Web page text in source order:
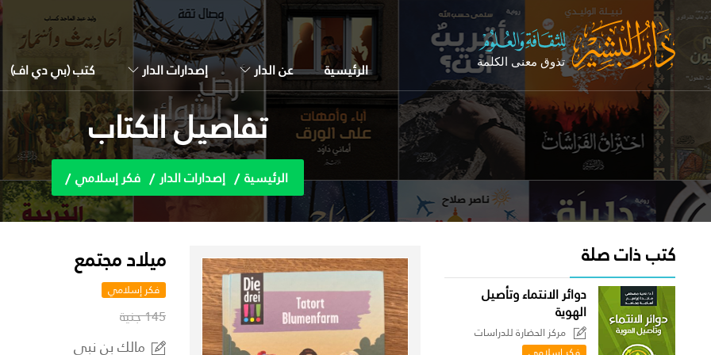
الرئيسية عن الدار إصدارات الدار كتب (بي دي اف)
تفاصيل الكتاب
الرئيسية إصدارات الدار فكر إسلامي
كتب ذات صلة
دوائر الانتماء وتأصيل
الهوية
مركز الحضارة للدراسات
السياسية
ميلاد مجتمع
فكر إسلامي
145 جنية
مالك بن نبي